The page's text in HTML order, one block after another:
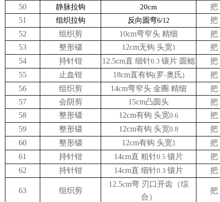
50
静脉拉钩 20cm
把
51
组织拉钩 反向圆弯6/12
把
52
组织剪 10cm弯窄头 精细
把
53
整形镊 12cm无钩 头宽1
把
54
持针钳 12.5cm直 细针0.3 镶片 圆鳃
把
55
止血钳 18cm直有钩(罗-奥氏)
把
56
组织剪 14cm弯窄头 金圈 精细
把
57
会阴剪 15cm凸圆头
把
58
整形镊 12cm有钩 头宽0.6
把
59
整形镊 12cm有钩 头宽0.8
把
60
整形镊 12cm有钩 头宽1
把
61
持针钳 14cm直 粗针0.5 镶片
把
62
持针钳 14cm直 细针0.3 镶片 把
63 组织剪
12.5cm弯 刃口开齿（综
合）
把